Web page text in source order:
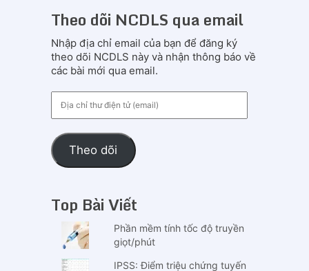
Theo dõi NCDLS qua email
Nhập địa chỉ email của bạn để đăng ký
theo dõi NCDLS này và nhận thông báo về
các bài mới qua email.
chỉ
điện
tử
(email)
Theo dõi
Top Bài Viết
Phần mềm tính tốc độ truyền
giọt/phút
IPSS: Điểm triệu chứng tuyến